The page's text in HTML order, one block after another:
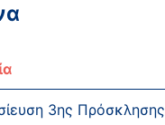
3ης Πρόσκλησης